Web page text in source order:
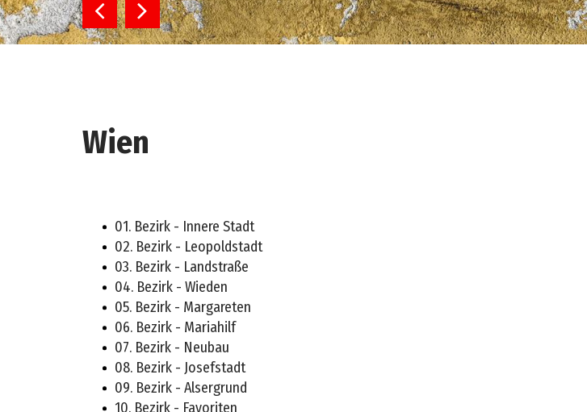
Bautrocknung
Keller auspumpen
Holzschädlinge Schutzmittel
Heißluftverfahren
Gutachtertätigkeit
Gutachter
Wien
01. Bezirk - Innere Stadt
02. Bezirk - Leopoldstadt
03. Bezirk - Landstraße
04. Bezirk - Wieden
05. Bezirk - Margareten
06. Bezirk - Mariahilf
07. Bezirk - Neubau
08. Bezirk - Josefstadt
09. Bezirk - Alsergrund
10. Bezirk - Favoriten